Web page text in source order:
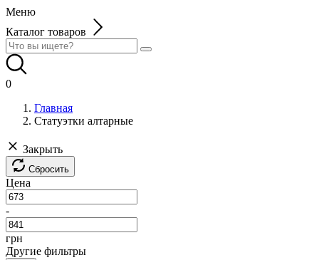
Меню
Каталог товаров
0
Главная
Статуэтки алтарные
Закрыть
Сбросить
Цена
-
грн
Другие фильтры